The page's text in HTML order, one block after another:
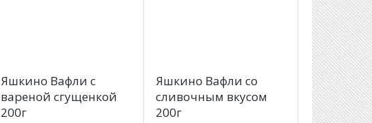
Яшкино Вафли с
вареной сгущенкой
200г
Яшкино Вафли со
сливочным вкусом
200г